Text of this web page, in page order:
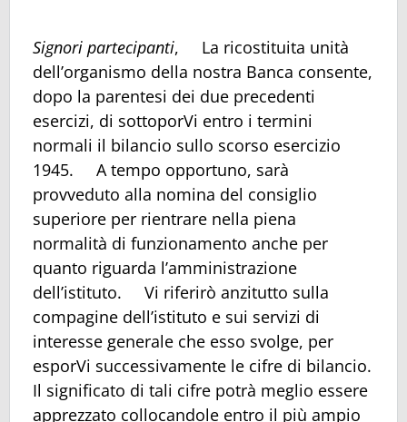
Signori partecipanti, La ricostituita unità
dell’organismo della nostra Banca consente,
dopo la parentesi dei due precedenti
esercizi, di sottoporVi entro i termini
normali il bilancio sullo scorso esercizio
1945. A tempo opportuno, sarà
provveduto alla nomina del consiglio
superiore per rientrare nella piena
normalità di funzionamento anche per
quanto riguarda l’amministrazione
dell’istituto. Vi riferirò anzitutto sulla
compagine dell’istituto e sui servizi di
interesse generale che esso svolge, per
esporVi successivamente le cifre di bilancio.
Il significato di tali cifre potrà meglio essere
apprezzato collocandole entro il più ampio